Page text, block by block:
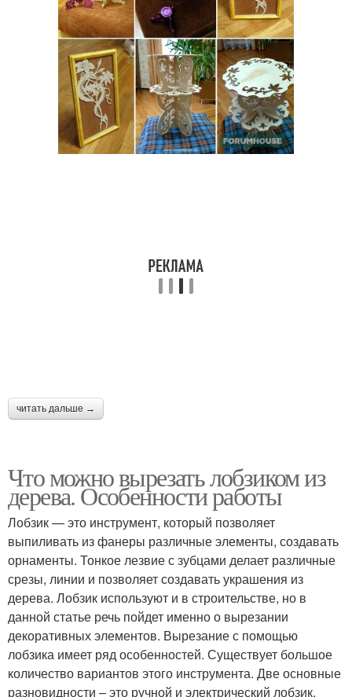
читать дальше →
Что можно вырезать лобзиком из
дерева. Особенности работы
Лобзик — это инструмент, который позволяет
выпиливать из фанеры различные элементы, создавать
орнаменты. Тонкое лезвие с зубцами делает различные
срезы, линии и позволяет создавать украшения из
дерева. Лобзик используют и в строительстве, но в
данной статье речь пойдет именно о вырезании
декоративных элементов. Вырезание с помощью
лобзика имеет ряд особенностей. Существует большое
количество вариантов этого инструмента. Две основные
разновидности – это ручной и электрический лобзик.